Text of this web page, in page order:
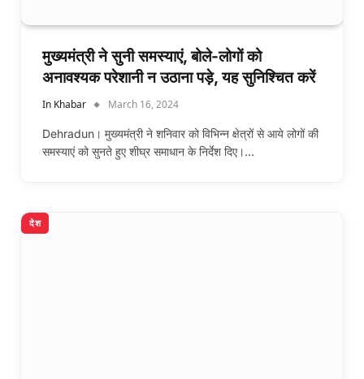
मुख्यमंत्री ने सुनी समस्याएं, बोले-लोगों को
अनावश्यक परेशानी न उठाना पड़े, यह सुनिश्चित करें
In Khabar March 16, 2024
Dehradun। मुख्यमंत्री ने शनिवार को विभिन्न क्षेत्रों से आये लोगों की
समस्याएं को सुनते हुए शीघ्र समाधान के निर्देश दिए।…
देश